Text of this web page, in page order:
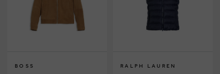
BOSS RALPH LAUREN